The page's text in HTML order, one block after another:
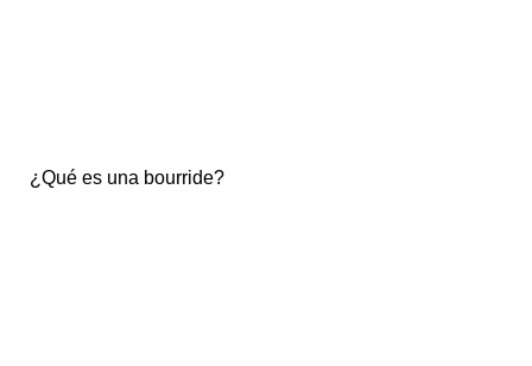
¿Qué es una bourride?